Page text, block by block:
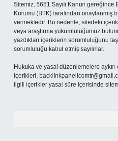
Sitemiz, 5651 Sayılı Kanun
Kurumu (BTK) tarafından onaylanmış
vermektedir. Bu nedenle, sitedeki
veya araştırma yükümlülüğümüz
yazdıkları içeriklerin sorumluluğunu
sorumluluğu kabul etmiş sayılırlar.
Hukuka ve yasal düzenlemelere
içerikleri,
ilgili içerikler yasal süre içerisinde